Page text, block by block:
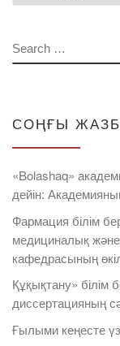
SEARCH
СОҢҒЫ
«Bolashaq»
дейін:
Фармация білім
медициналық
кафедрасының
Құқықтану»
диссертацияның
Ғылыми кеңесте